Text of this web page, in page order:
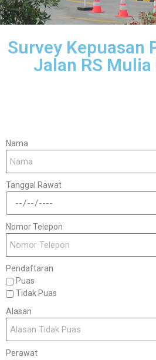
Survey Kepuasan
Jalan RS Mulia
Nama
Tanggal Rawat
Nomor Telepon
Pendaftaran
Puas
Tidak Puas
Alasan
Perawat